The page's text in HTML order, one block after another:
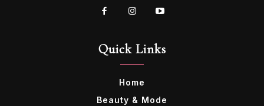
Quick Links
Home
Beauty & Mode